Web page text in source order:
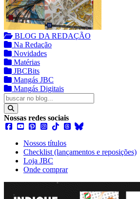
BLOG DA REDAÇÃO
Na Redação
Novidades
Matérias
JBCBits
Mangás JBC
Mangás Digitais
Nossas redes sociais
Nossos títulos
Checklist (lançamentos e reposições)
Loja JBC
Onde comprar